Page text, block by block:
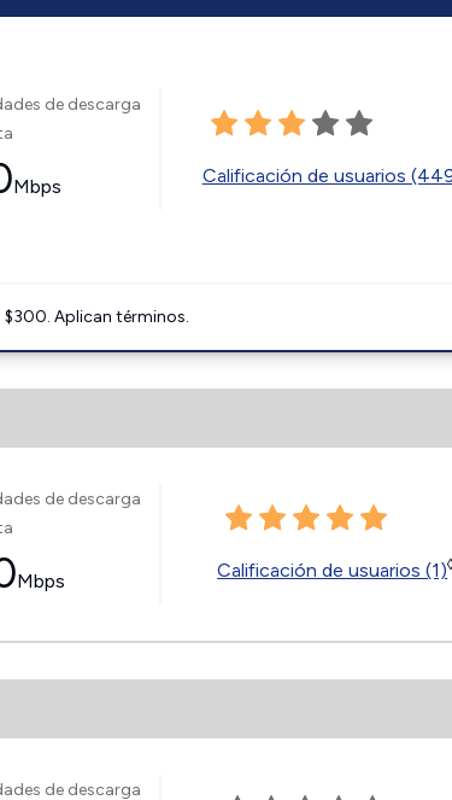
de descarga
Mbps Calificación de usuarios
Aplican términos.
de descarga
Mbps Calificación de usuarios (1)
de descarga